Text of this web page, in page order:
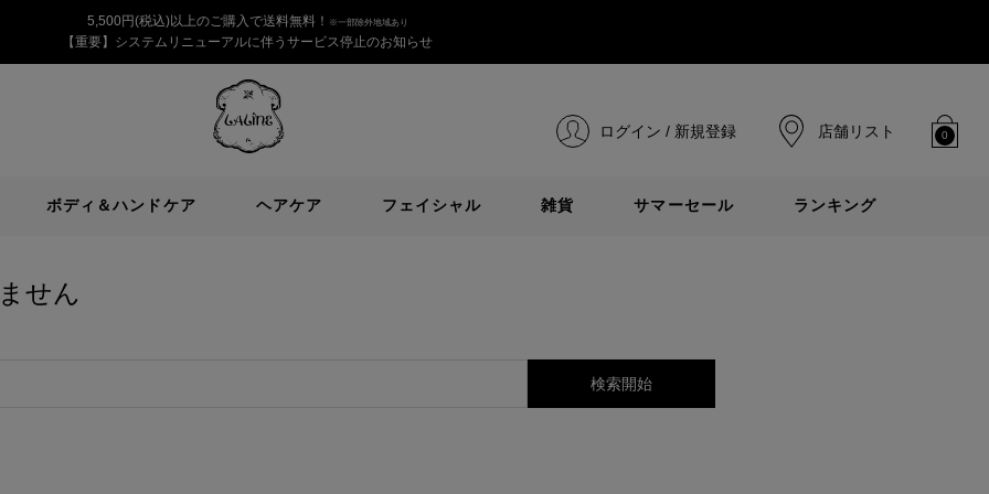
5,500円(税込)以上のご購入で送料無料！ ※一部除外地域あり
【重要】システムリニューアルに伴うサービス停止のお知らせ
ボディ＆ハンドケア ヘアケア フェイシャル 雑貨 サマーセール ランキング
ログイン / 新規登録 店舗リスト 0
せん
検索開始